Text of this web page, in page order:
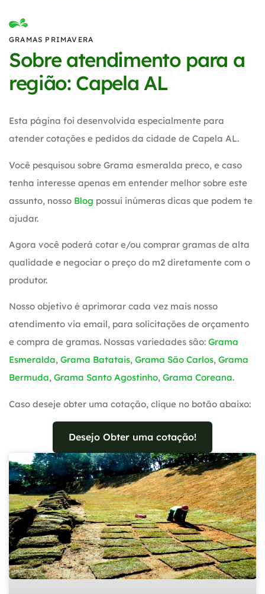
GRAMAS PRIMAVERA
Sobre atendimento para a
região: Capela AL
Esta página foi desenvolvida especialmente para
atender cotações e pedidos da cidade de Capela AL.
Você pesquisou sobre Grama esmeralda preco, e caso
tenha interesse apenas em entender melhor sobre este
assunto, nosso Blog possui inúmeras dicas que podem te
ajudar.
Agora você poderá cotar e/ou comprar gramas de alta
qualidade e negociar o preço do m2 diretamente com o
produtor.
Nosso objetivo é aprimorar cada vez mais nosso
atendimento via email, para solicitações de orçamento
e compra de gramas. Nossas variedades são: Grama
Esmeralda, Grama Batatais, Grama São Carlos, Grama
Bermuda, Grama Santo Agostinho, Grama Coreana.
Caso deseje obter uma cotação, clique no botão abaixo:
Desejo Obter uma cotação!